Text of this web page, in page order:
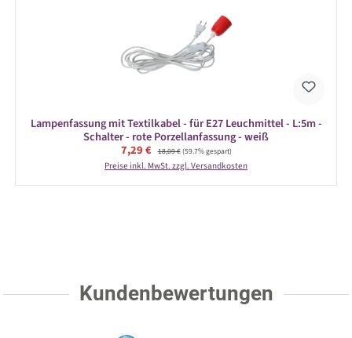
Lampenfassung mit Textilkabel - für E27 Leuchmittel - L:5m -
Schalter - rote Porzellanfassung - weiß
Verkaufspreis:
7,29 € Regulärer Preis:
18,09 €(59.7% gespart)
Preise inkl. MwSt. zzgl. Versandkosten
Kundenbewertungen